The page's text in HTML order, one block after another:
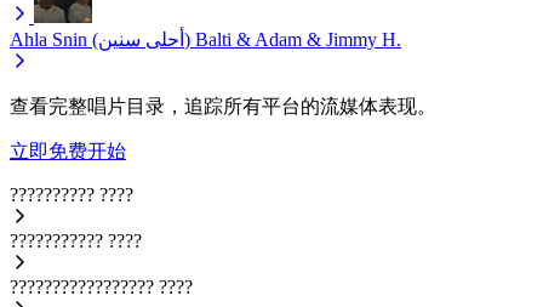
Ahla Snin (أحلى سنين) Balti & Adam & Jimmy H.
查看完整唱片目录，追踪所有平台的流媒体表现。
立即免费开始
?????????? ????
??????????? ????
????????????????? ????